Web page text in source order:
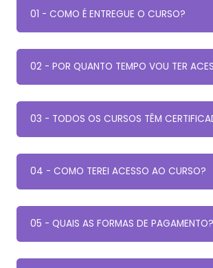
01 - COMO É ENTREGUE O CURSO?
02 - POR QUANTO TEMPO VOU TER
03 - TODOS OS CURSOS TÊM
04 - COMO TEREI ACESSO AO CURSO?
05 - QUAIS AS FORMAS DE PAGAMENTO?